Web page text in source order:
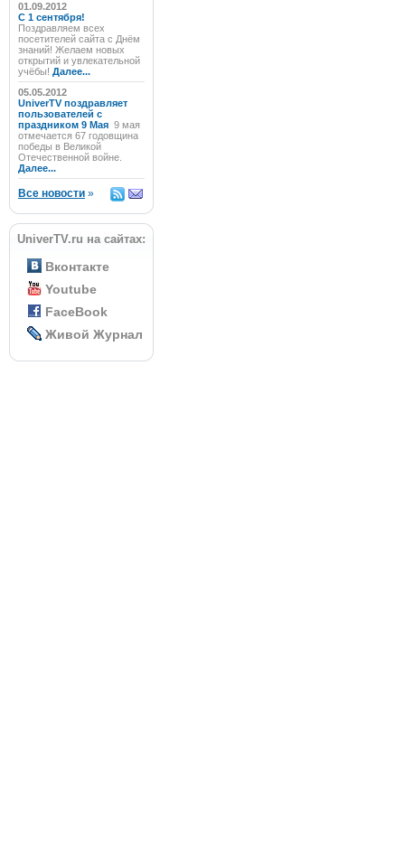
01.09.2012
C 1 сентября!
Поздравляем всех
посетителей сайта с Днём
знаний! Желаем новых
открытий и увлекательной
учёбы! Далее...
05.05.2012
UniverTV поздравляет
пользователей с
праздником 9 Мая 9 мая
отмечается 67 годовщина
победы в Великой
Отечественной войне.
Далее...
Все новости »
UniverTV.ru на сайтах:
Вконтакте
Youtube
FaceBook
Живой Журнал